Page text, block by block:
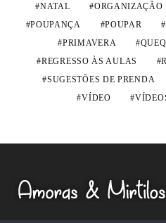
NATAL
ORGANIZAÇÃO
POUPANÇA
POUPAR
PRIMAVERA
REGRESSO ÀS AULAS
SUGESTÕES DE PRENDA
VÍDEO